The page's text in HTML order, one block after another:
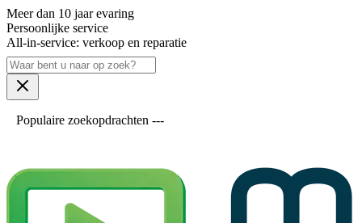
Meer dan 10 jaar evaring
Persoonlijke service
All-in-service: verkoop en reparatie
Populaire zoekopdrachten ---